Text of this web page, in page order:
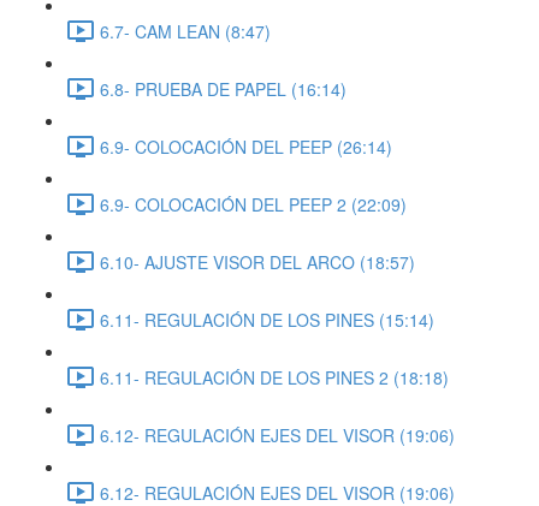
6.7- CAM LEAN (8:47)
6.8- PRUEBA DE PAPEL (16:14)
6.9- COLOCACIÓN DEL PEEP (26:14)
6.9- COLOCACIÓN DEL PEEP 2 (22:09)
6.10- AJUSTE VISOR DEL ARCO (18:57)
6.11- REGULACIÓN DE LOS PINES (15:14)
6.11- REGULACIÓN DE LOS PINES 2 (18:18)
6.12- REGULACIÓN EJES DEL VISOR (19:06)
6.12- REGULACIÓN EJES DEL VISOR (19:06)